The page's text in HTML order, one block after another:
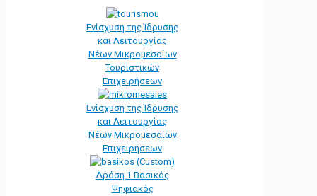
Ενίσχυση της Ίδρυσης
και Λειτουργίας
Νέων Μικρομεσαίων
Τουριστικών
Επιχειρήσεων
Ενίσχυση της Ίδρυσης
και Λειτουργίας
Νέων Μικρομεσαίων
Επιχειρήσεων
Δράση 1 Βασικός
Ψηφιακός